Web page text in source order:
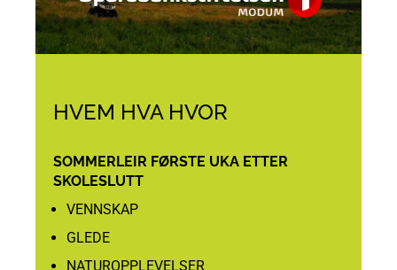
HVEM HVA HVOR
SOMMERLEIR FØRSTE UKA ETTER
SKOLESLUTT
VENNSKAP
GLEDE
NATUROPPLEVELSER